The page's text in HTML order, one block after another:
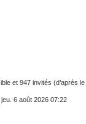
et 947 invités (d’après
jeu. 6 août 2026 07:22